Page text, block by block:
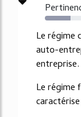
63%
Le régime
auto-
entreprise.
Le régime